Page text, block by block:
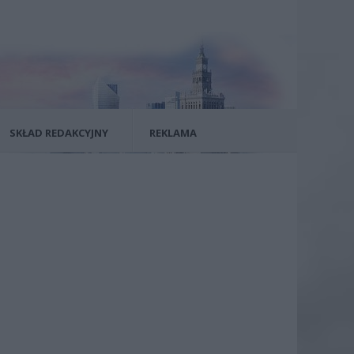
SKŁAD REDAKCYJNY REKLAMA